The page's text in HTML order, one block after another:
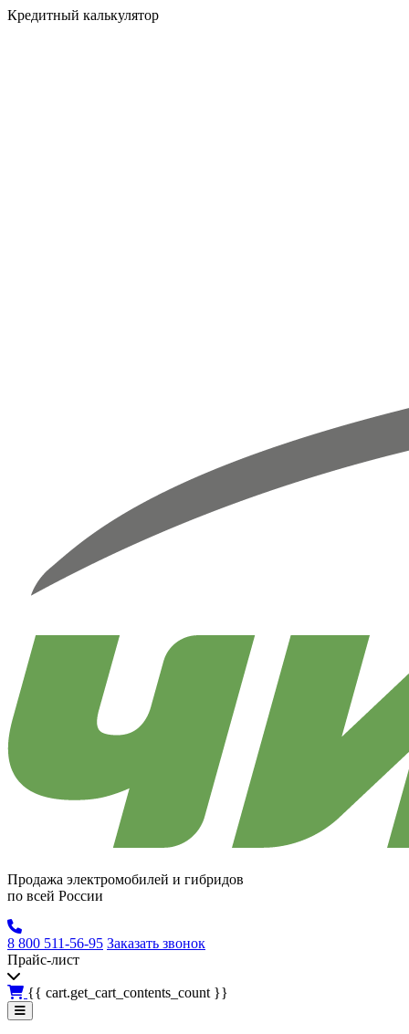
Кредитный калькулятор
Продажа электромобилей и гибридов
по всей России
8 800 511-56-95 Заказать звонок
Прайс-лист
{{ cart.get_cart_contents_count }}